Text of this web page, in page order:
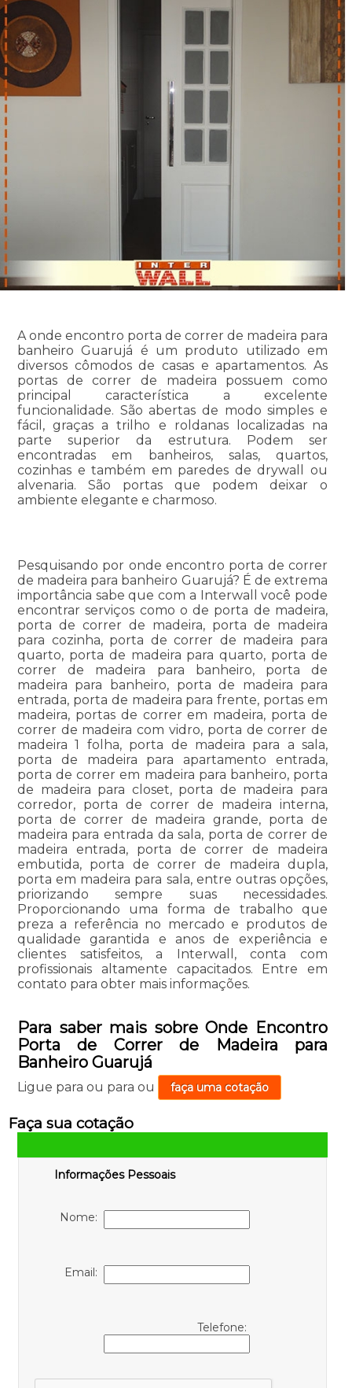
A onde encontro porta de correr de madeira para
banheiro Guarujá é um produto utilizado em
diversos cômodos de casas e apartamentos. As
portas de correr de madeira possuem como
principal característica a excelente
funcionalidade. São abertas de modo simples e
fácil, graças a trilho e roldanas localizadas na
parte superior da estrutura. Podem ser
encontradas em banheiros, salas, quartos,
cozinhas e também em paredes de drywall ou
alvenaria. São portas que podem deixar o
ambiente elegante e charmoso.
Pesquisando por onde encontro porta de correr
de madeira para banheiro Guarujá? É de extrema
importância sabe que com a Interwall você pode
encontrar serviços como o de porta de madeira,
porta de correr de madeira, porta de madeira
para cozinha, porta de correr de madeira para
quarto, porta de madeira para quarto, porta de
correr de madeira para banheiro, porta de
madeira para banheiro, porta de madeira para
entrada, porta de madeira para frente, portas em
madeira, portas de correr em madeira, porta de
correr de madeira com vidro, porta de correr de
madeira 1 folha, porta de madeira para a sala,
porta de madeira para apartamento entrada,
porta de correr em madeira para banheiro, porta
de madeira para closet, porta de madeira para
corredor, porta de correr de madeira interna,
porta de correr de madeira grande, porta de
madeira para entrada da sala, porta de correr de
madeira entrada, porta de correr de madeira
embutida, porta de correr de madeira dupla,
porta em madeira para sala, entre outras opções,
priorizando sempre suas necessidades.
Proporcionando uma forma de trabalho que
preza a referência no mercado e produtos de
qualidade garantida e anos de experiência e
clientes satisfeitos, a Interwall, conta com
profissionais altamente capacitados. Entre em
contato para obter mais informações.
Para saber mais sobre Onde Encontro
Porta de Correr de Madeira para
Banheiro Guarujá
Ligue para ou para ou faça uma cotação
Faça sua cotação
Informações Pessoais
Nome:
Email:
Telefone: